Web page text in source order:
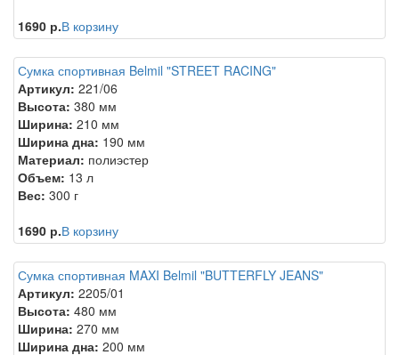
1690 р.В корзину
Сумка спортивная Belmil "STREET RACING"
Артикул: 221/06
Высота: 380 мм
Ширина: 210 мм
Ширина дна: 190 мм
Материал: полиэстер
Объем: 13 л
Вес: 300 г
1690 р.В корзину
Сумка спортивная MAXI Belmil "BUTTERFLY JEANS"
Артикул: 2205/01
Высота: 480 мм
Ширина: 270 мм
Ширина дна: 200 мм